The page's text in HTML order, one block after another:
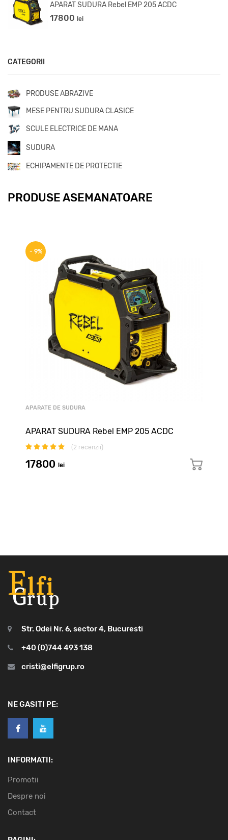
APARAT SUDURA Rebel EMP 205 ACDC
17800 lei
CATEGORII
PRODUSE ABRAZIVE
MESE PENTRU SUDURA CLASICE
SCULE ELECTRICE DE MANA
SUDURA
ECHIPAMENTE DE PROTECTIE
PRODUSE ASEMANATOARE
- 9%
APARATE DE SUDURA
APARAT SUDURA Rebel EMP 205 ACDC
(2 recenzii)
17800 lei
Str. Odei Nr. 6, sector 4, Bucuresti
+40 (0)744 493 138
cristi@elfigrup.ro
NE GASITI PE:
INFORMATII:
Promotii
Despre noi
Contact